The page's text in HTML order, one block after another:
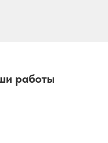
работы